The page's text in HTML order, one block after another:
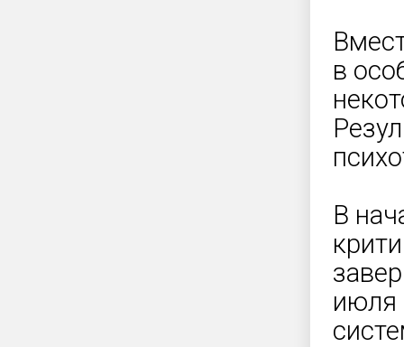
в
В
июля